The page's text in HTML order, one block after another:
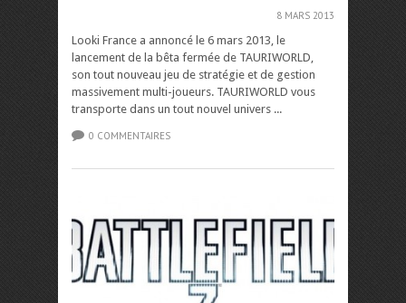
8 MARS 2013
Looki France a annoncé le 6 mars 2013, le
lancement de la bêta fermée de TAURIWORLD,
son tout nouveau jeu de stratégie et de gestion
massivement multi-joueurs. TAURIWORLD vous
transporte dans un tout nouvel univers ...
0 COMMENTAIRES